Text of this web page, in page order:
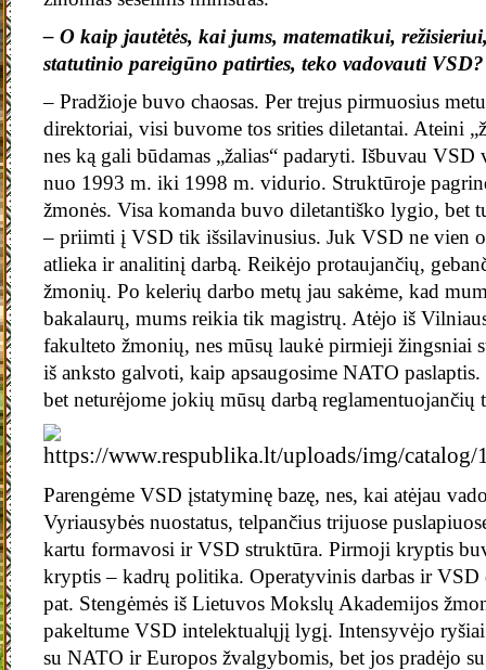
– O kaip jautėtės, kai jums, matematikui,
statutinio pareigūno patirties, teko vadovauti VSD?
– Pradžioje buvo chaosas. Per trejus pirmuosius
direktoriai, visi buvome tos srities diletantai. Ateini
nes ką gali būdamas „žalias“ padaryti. Išbuvau VSD
nuo 1993 m. iki 1998 m. vidurio. Struktūroje
žmonės. Visa komanda buvo diletantiško lygio, bet
– priimti į VSD tik išsilavinusius. Juk VSD ne vien
atlieka ir analitinį darbą. Reikėjo protaujančių,
žmonių. Po kelerių darbo metų jau sakėme, kad
bakalaurų, mums reikia tik magistrų. Atėjo iš
fakulteto žmonių, nes mūsų laukė pirmieji žingsniai
iš anksto galvoti, kaip apsaugosime NATO
bet neturėjome jokių mūsų darbą reglamentuojančių
Parengėme VSD įstatyminę bazę, nes, kai atėjau
Vyriausybės nuostatus, telpančius trijuose
kartu formavosi ir VSD struktūra. Pirmoji kryptis
kryptis – kadrų politika. Operatyvinis darbas ir VSD
pat. Stengėmės iš Lietuvos Mokslų Akademijos
pakeltume VSD intelektualųjį lygį. Intensyvėjo ryšiai
su NATO ir Europos žvalgybomis, bet jos pradėjo